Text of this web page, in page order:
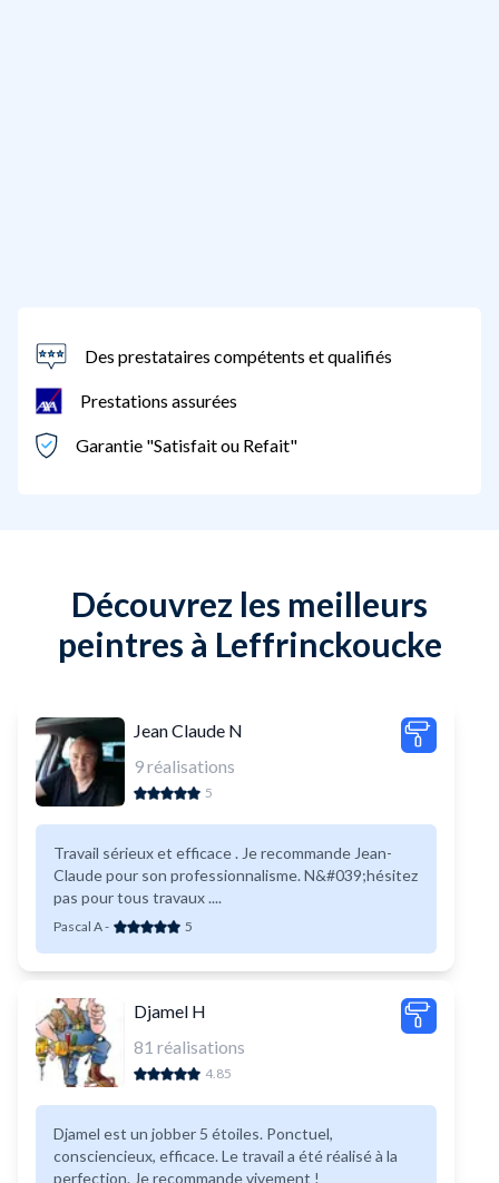
Des prestataires compétents et qualifiés
Prestations assurées
Garantie "Satisfait ou Refait"
Découvrez les meilleurs
peintres à Leffrinckoucke
Jean Claude N
9réalisations
5
Travail sérieux et efficace . Je recommande Jean-
Claude pour son professionnalisme. N&#039;hésitez
pas pour tous travaux ....
Pascal A- 5
Djamel H
81 réalisations
4.85
Djamel est un jobber 5 étoiles. Ponctuel,
consciencieux, efficace. Le travail a été réalisé à la
perfection. Je recommande vivement !